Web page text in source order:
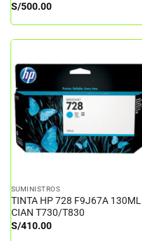
S/500.00
SUMINISTROS
TINTA HP 728 F9J67A 130ML
CIAN T730/T830
S/410.00